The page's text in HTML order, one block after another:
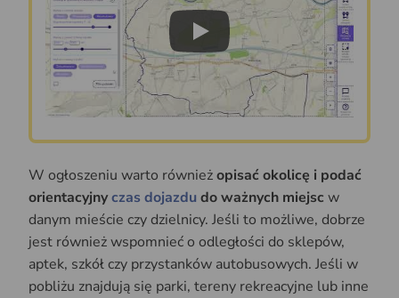
Play
W ogłoszeniu warto równieżopisać okolicę i podać
orientacyjnyczas dojazdu do ważnych miejsc w
danym mieście czy dzielnicy. Jeśli to możliwe, dobrze
jest również wspomnieć o odległości do sklepów,
aptek, szkół czy przystanków autobusowych. Jeśli w
pobliżu znajdują się parki, tereny rekreacyjne lub inne